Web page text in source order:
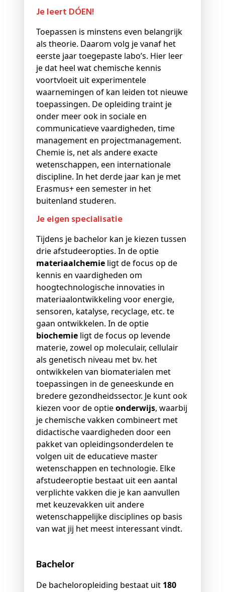
Je leert DÓEN!
Toepassen is minstens even belangrijk
als theorie. Daarom volg je vanaf het
eerste jaar toegepaste labo’s. Hier leer
je dat heel wat chemische kennis
voortvloeit uit experimentele
waarnemingen of kan leiden tot nieuwe
toepassingen. De opleiding traint je
onder meer ook in sociale en
communicatieve vaardigheden, time
management en projectmanagement.
Chemie is, net als andere exacte
wetenschappen, een internationale
discipline. In het derde jaar kan je met
Erasmus+ een semester in het
buitenland studeren.
Je eigen specialisatie
Tijdens je bachelor kan je kiezen tussen
drie afstudeeropties. In de optie
materiaalchemie ligt de focus op de
kennis en vaardigheden om
hoogtechnologische innovaties in
materiaalontwikkeling voor energie,
sensoren, katalyse, recyclage, etc. te
gaan ontwikkelen. In de optie
biochemie ligt de focus op levende
materie, zowel op moleculair, cellulair
als genetisch niveau met bv. het
ontwikkelen van biomaterialen met
toepassingen in de geneeskunde en
bredere gezondheidssector. Je kunt ook
kiezen voor de optieonderwijs, waarbij
je chemische vakken combineert met
didactische vaardigheden door een
pakket van opleidingsonderdelen te
volgen uit de educatieve master
wetenschappen en technologie. Elke
afstudeeroptie bestaat uit een aantal
verplichte vakken die je kan aanvullen
met keuzevakken uit andere
wetenschappelijke disciplines op basis
van wat jij het meest interessant vindt.
Bachelor
De bacheloropleiding bestaat uit 180